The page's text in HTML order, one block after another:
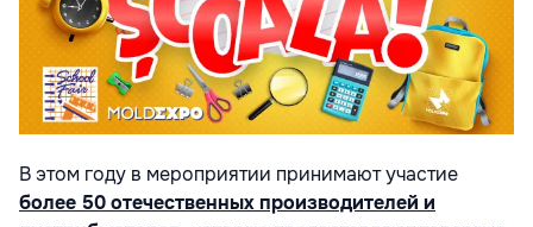
В этом году в мероприятии принимают участие
более 50 отечественных производителей и